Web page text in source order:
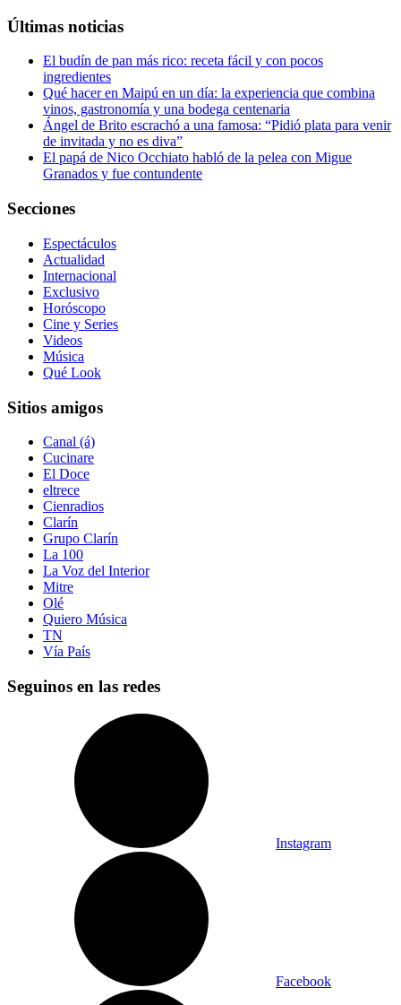
Últimas noticias
El budín de pan más rico: receta fácil y con pocos
ingredientes
Qué hacer en Maipú en un día: la experiencia que combina
vinos, gastronomía y una bodega centenaria
Ángel de Brito escrachó a una famosa: “Pidió plata para venir
de invitada y no es diva”
El papá de Nico Occhiato habló de la pelea con Migue
Granados y fue contundente
Secciones
Espectáculos
Actualidad
Internacional
Exclusivo
Horóscopo
Cine y Series
Videos
Música
Qué Look
Sitios amigos
Canal (á)
Cucinare
El Doce
eltrece
Cienradios
Clarín
Grupo Clarín
La 100
La Voz del Interior
Mitre
Olé
Quiero Música
TN
Vía País
Seguinos en las redes
Instagram
Facebook